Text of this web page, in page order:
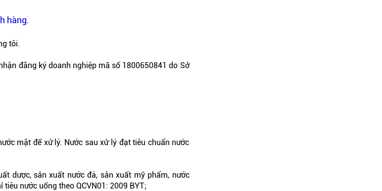
hàng.
tôi.
đăng ký doanh nghiệp mã số 1800650841 do Sở
mặt để xử lý. Nước sau xử lý đạt tiêu chuẩn nước
dược, sản xuất nước đá, sản xuất mỹ phẩm, nước
nước uống theo QCVN01: 2009 BYT;